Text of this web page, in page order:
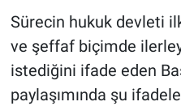
Sürecin hukuk devleti
ve şeffaf biçimde
istediğini ifade eden
paylaşımında şu